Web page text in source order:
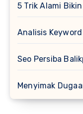
5 Trik Alami
Analisis
Seo Persiba
Menyimak